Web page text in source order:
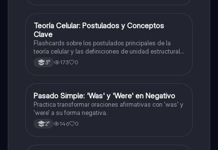
TBiología
Teoría Celular: Postulados y Conceptos
Clave
Flashcards sobre los postulados principales de la
teoría celular y las definiciones de unidad estructural
y funcional.
3° 173 0
PInglés
Pasado Simple: 'Was' y 'Were' en Negativo
Practica transformar oraciones afirmativas con 'was' y
'were' a su forma negativa.
2° 146 0